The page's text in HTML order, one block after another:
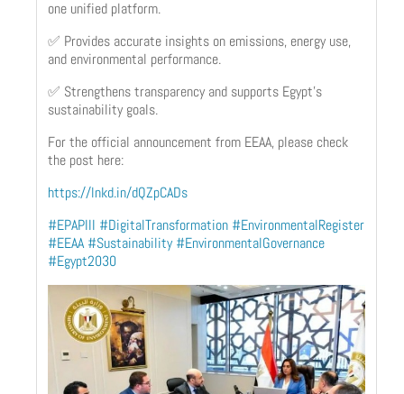
one unified platform.
✅ Provides accurate insights on emissions, energy use,
and environmental performance.
✅ Strengthens transparency and supports Egypt’s
sustainability goals.
For the official announcement from EEAA, please check
the post here:
https://lnkd.in/dQZpCADs
#EPAPIII #DigitalTransformation #EnvironmentalRegister
#EEAA #Sustainability #EnvironmentalGovernance
#Egypt2030